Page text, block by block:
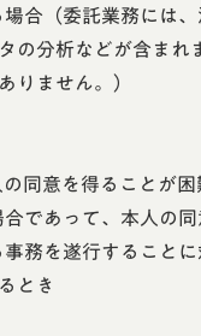
合（委託業務には
分析などが含ま
ません。）
同意を得ることが
であって、本人の
務を遂行すること
とき